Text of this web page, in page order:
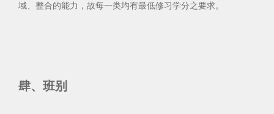
域、整合的能力，故每一类均有最低修习学分之要求。
肆、班别